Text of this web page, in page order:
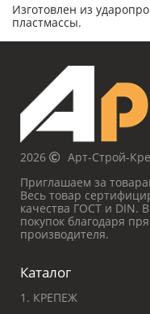
Изготовлен из
пластмассы.
2026
Арт-Строй-
Приглашаем за
Весь товар
качества ГОСТ и DIN.
покупок благодаря
производителя.
Каталог
1. КРЕПЕЖ